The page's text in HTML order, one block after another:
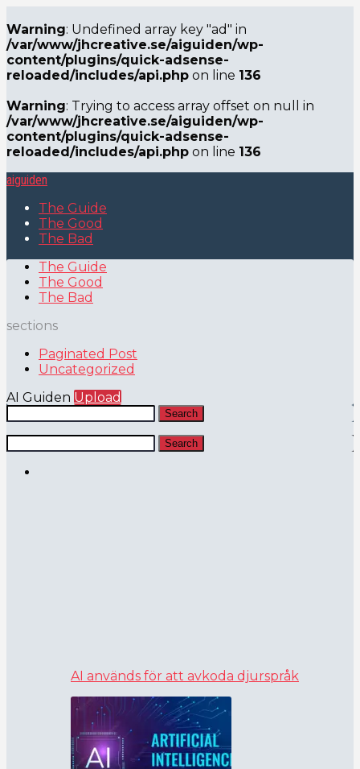
Warning: Undefined array key "ad" in
/var/www/jhcreative.se/aiguiden/wp-
content/plugins/quick-adsense-
reloaded/includes/api.php on line 136
Warning: Trying to access array offset on null in
/var/www/jhcreative.se/aiguiden/wp-
content/plugins/quick-adsense-
reloaded/includes/api.php on line 136
aiguiden
The Guide
The Good
The Bad
The Guide
The Good
The Bad
sections
Paginated Post
Uncategorized
AI Guiden Upload
Search
Search
AI används för att avkoda djurspråk